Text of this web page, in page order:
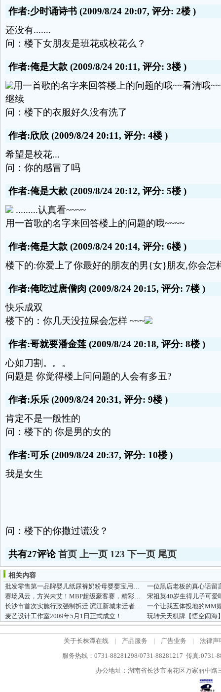
作者:少时诵诗书 (2009/8/24 20:07, 评分: 2楼)
还没有.......
问：楼下女朋友是班花或校花么？
作者:俺是大款 (2009/8/24 20:11, 评分: 3楼)
用一首歌的名字来回答楼上的问题的哦~~看清哦
继续
问：楼下的衣服好久没有洗了
作者:欣欣 (2009/8/24 20:11, 评分: 4楼)
希望是校花...
问：你的感冒了吗
作者:俺是大款 (2009/8/24 20:12, 评分: 5楼)
.........认真看~~~~
用一首歌的名字来回答楼上的问题的哦~~~~
作者:俺是大款 (2009/8/24 20:14, 评分: 6楼)
楼下的:你爱上了你最好的朋友的男{女}朋友,你会怎
作者:俺吃过唐僧肉 (2009/8/24 20:15, 评分: 7楼)
快乐成双
楼下的：你几天没拉屎会怎样 ~~~
作者:哥就要潘金莲 (2009/8/24 20:18, 评分: 8楼)
心如刀割。。。
问题是 你觉得楼上问问题的人会有多丑?
作者:乐乐 (2009/8/24 20:31, 评分: 9楼)
肯定不是一般性的
问：楼下的 你是男的女的
作者:可乐 (2009/8/24 20:37, 评分: 10楼)
我是女生
问：楼下的你撒过谎没？
共有27评论首页 上一页 123 下一页 尾页
相关内容
批发零售第一品牌婴儿纸尿裤奶粉母婴婴宝用品玩具童床婴儿车
一位黑店老板的真心话留
赛场风云，方兴未艾！MBP超级豪客赛，精彩回顾！
宋祖英40岁生得儿子可爱
长沙市首次实施行政强制拆迁 滨江新城未迁者被通牒
一个让我五体投地的MM
麦芒设计工作室2009年5月1日正式成立！
玩转天天棋牌【悟空闹海
关于长株潭在线 | 产品服务 | 广告业务 |
法律声
服务热线：0731-88281298/0731-88281217 传真:0731-
办公地址：湖南省长沙市雨花区万家丽中